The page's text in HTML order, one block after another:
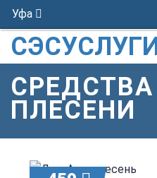
Уфа
ПЛЕСЕНИ